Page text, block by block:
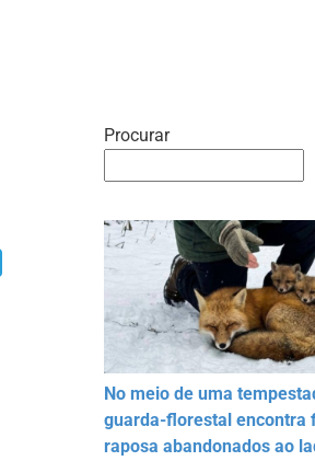
Procurar
No meio de uma
guarda-florestal encontra
raposa abandonados ao